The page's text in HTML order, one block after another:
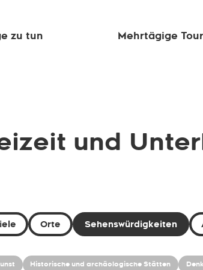
zu tun Mehrtägige
und
Orte Sehenswürdigkeiten
Historische und archäologische Stätten